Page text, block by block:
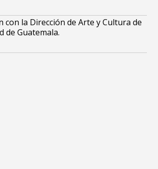
con la Dirección de Arte y Cultura de
de Guatemala.